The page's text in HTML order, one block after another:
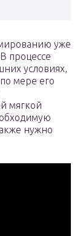
уже
процессе
условиях,
мере его
мягкой
нужно